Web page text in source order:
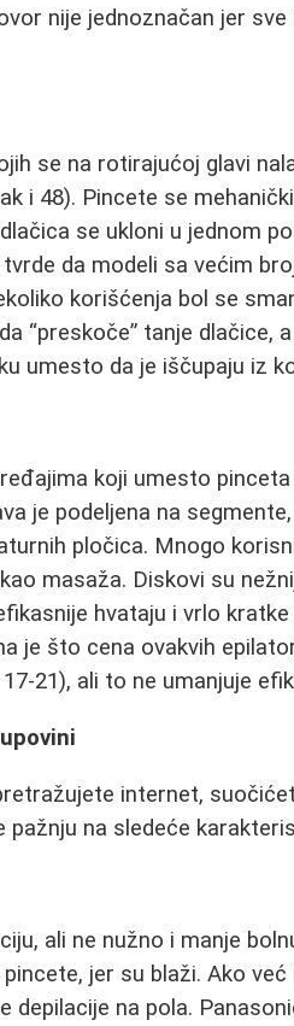
nije jednoznačan jer
se na rotirajućoj glavi
i 48). Pincete se
se ukloni u jednom
da modeli sa većim
korišćenja bol se
“preskoče” tanje dlačice,
umesto da je iščupaju iz
koji umesto
je podeljena na
pločica. Mnogo
masaža. Diskovi su
hvataju i vrlo
je što cena ovakvih
21), ali to ne umanjuje
internet,
na sledeće
ali ne nužno i manje
jer su blaži. Ako
depilacije na pola.